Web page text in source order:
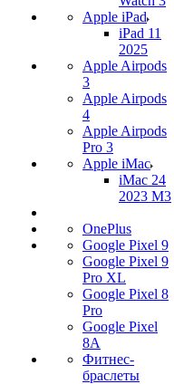
Apple iPad
iPad 11
2025
Apple Airpods
3
Apple Airpods
4
Apple Airpods
Pro 3
Apple iMac
iMac 24
2023 M3
OnePlus
Google Pixel 9
Google Pixel 9
Pro XL
Google Pixel 8
Pro
Google Pixel
8A
Фитнес-
браслеты